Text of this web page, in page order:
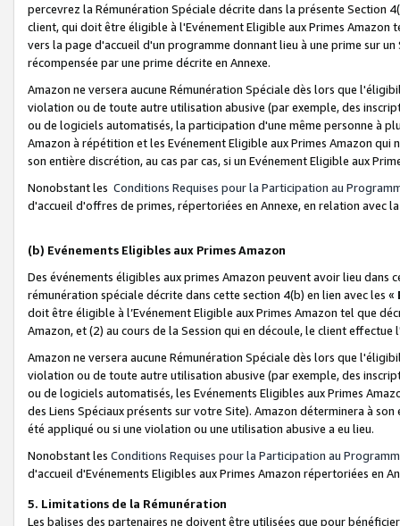
percevrez la Rémunération Spéciale décrite dans la présente Section
client, qui doit être éligible à l'Evénement Eligible aux Primes Amazon
vers la page d'accueil d'un programme donnant lieu à une prime sur
récompensée par une prime décrite en Annexe.
Amazon ne versera aucune Rémunération Spéciale dès lors que
violation ou de toute autre utilisation abusive (par exemple, des
ou de logiciels automatisés, la participation d'une même personne à
Amazon à répétition et les Evénement Eligible aux Primes Amazon qui
son entière discrétion, au cas par cas, si un Evénement Eligible aux
Nonobstant les Conditions Requises pour la Participation au
d'accueil d'offres de primes, répertoriées en Annexe, en relation avec
(b) Evénements Eligibles aux Primes Amazon
Des événements éligibles aux primes Amazon peuvent avoir lieu dans
rémunération spéciale décrite dans cette section 4(b) en lien avec les «
doit être éligible à l’Evénement Eligible aux Primes Amazon tel que
Amazon, et (2) au cours de la Session qui en découle, le client
Amazon ne versera aucune Rémunération Spéciale dès lors que
violation ou de toute autre utilisation abusive (par exemple, des
ou de logiciels automatisés, les Evénements Eligibles aux Primes
des Liens Spéciaux présents sur votre Site). Amazon déterminera à
été appliqué ou si une violation ou une utilisation abusive a eu lieu.
Nonobstant les Conditions Requises pour la Participation au
d'accueil d'Evénements Eligibles aux Primes Amazon répertoriées en
5. Limitations de la Rémunération
Les balises des partenaires ne doivent être utilisées que pour